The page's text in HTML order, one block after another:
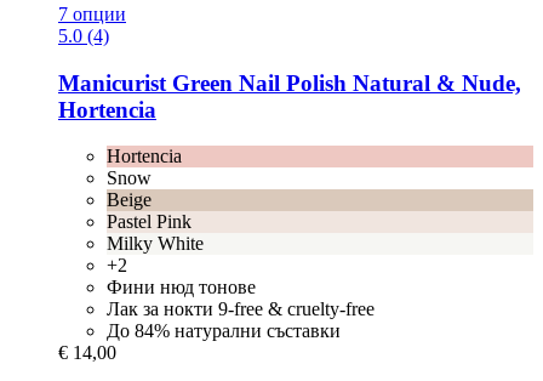
7 опции
5.0 (4)
Manicurist Green Nail Polish Natural & Nude,
Hortencia
Hortencia
Snow
Beige
Pastel Pink
Milky White
+2
Фини нюд тонове
Лак за нокти 9-free & cruelty-free
До 84% натурални съставки
€ 14,00